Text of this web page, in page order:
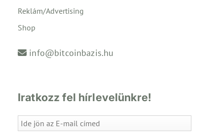
Reklám/Advertising
Shop
info@bitcoinbazis.hu
Iratkozz fel hírlevelünkre!